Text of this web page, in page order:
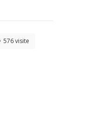
576 visite